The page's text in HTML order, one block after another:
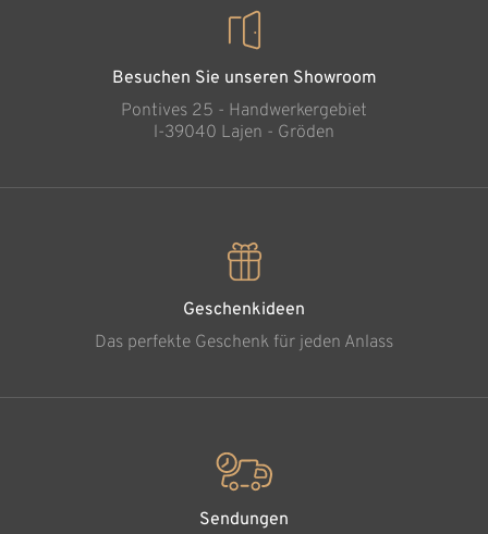
Besuchen Sie unseren Showroom
Pontives 25 - Handwerkergebiet
l-39040 Lajen - Gröden
Geschenkideen
Das perfekte Geschenk für jeden Anlass
Sendungen